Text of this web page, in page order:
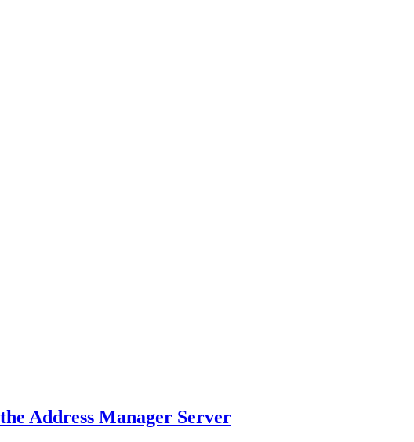
Address Manager Server